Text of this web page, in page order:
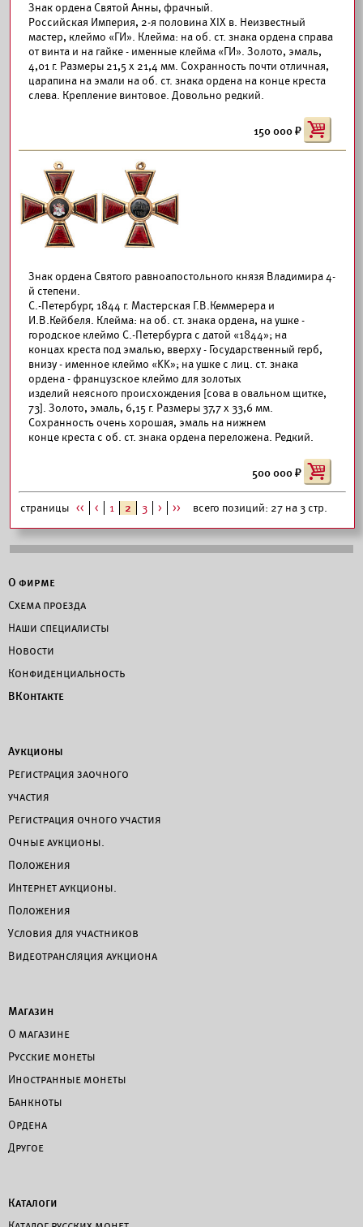
Знак ордена Святой Анны, фрачный.
Российская Империя, 2-я половина XIX в. Неизвестный
мастер, клеймо «ГИ». Клейма: на об. ст. знака ордена справа
от винта и на гайке - именные клейма «ГИ». Золото, эмаль,
4,01 г. Размеры 21,5 х 21,4 мм. Сохранность почти отличная,
царапина на эмали на об. ст. знака ордена на конце креста
слева. Крепление винтовое. Довольно редкий.
150 000
Знак ордена Святого равноапостольного князя Владимира 4-
й степени.
С.-Петербург, 1844 г. Мастерская Г.В.Кеммерера и
И.В.Кейбеля. Клейма: на об. ст. знака ордена, на ушке -
городское клеймо С.-Петербурга с датой «1844»; на
концах креста под эмалью, вверху - Государственный герб,
внизу - именное клеймо «KK»; на ушке с лиц. ст. знака
ордена - французское клеймо для золотых
изделий неясного происхождения [сова в овальном щитке,
73]. Золото, эмаль, 6,15 г. Размеры 37,7 х 33,6 мм.
Сохранность очень хорошая, эмаль на нижнем
конце креста с об. ст. знака ордена переложена. Редкий.
500 000
страницы << < 1 2 3 > >> всего позиций: 27 на 3 стр.
О фирме
Схема проезда
Наши специалисты
Новости
Конфиденциальность
ВКонтакте
Аукционы
Регистрация заочного
участия
Регистрация очного участия
Очные аукционы.
Положения
Интернет аукционы.
Положения
Условия для участников
Видеотрансляция аукциона
Магазин
О магазине
Русские монеты
Иностранные монеты
Банкноты
Ордена
Другое
Каталоги